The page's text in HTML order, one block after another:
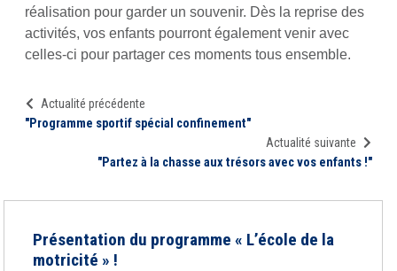
réalisation pour garder un souvenir. Dès la reprise des
activités, vos enfants pourront également venir avec
celles-ci pour partager ces moments tous ensemble.
Actualité précédente
"Programme sportif spécial confinement"
Actualité suivante
"Partez à la chasse aux trésors avec vos enfants !"
Présentation du programme « L’école de la
motricité » !